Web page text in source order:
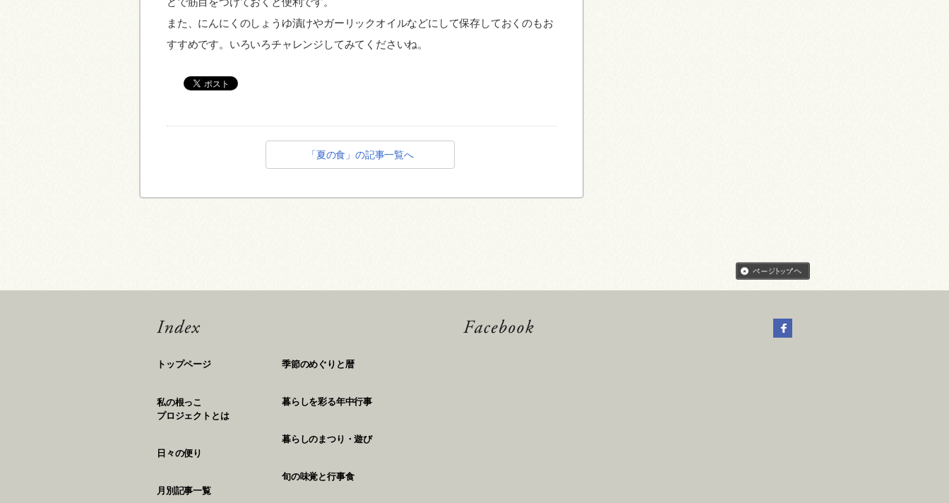
また、にんにくのしょうゆ漬けやガーリックオイルなどにして保存しておくのもお
すすめです。いろいろチャレンジしてみてくださいね。
「夏の食」の記事一覧へ
トップページ
私の根っこ
プロジェクトとは
日々の便り
月別記事一覧
季節のめぐりと暦
暮らしを彩る年中行事
暮らしのまつり・遊び
旬の味覚と行事食